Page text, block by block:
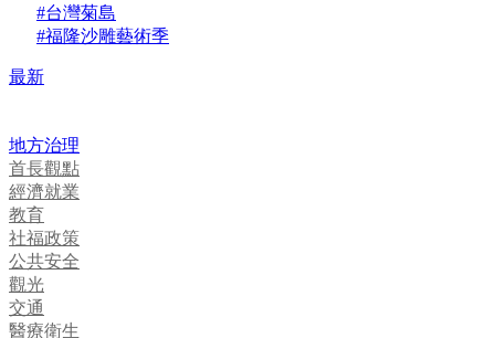
#台灣菊島
#福隆沙雕藝術季
最新
地方治理
首長觀點
經濟就業
教育
社福政策
公共安全
觀光
交通
醫療衛生